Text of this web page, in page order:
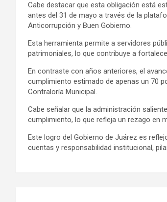
Cabe destacar que esta obligación está
antes del 31 de mayo a través de la
Anticorrupción y Buen Gobierno.
Esta herramienta permite a servidores
patrimoniales, lo que contribuye a
En contraste con años anteriores, el
cumplimiento estimado de apenas un 70
Contraloría Municipal.
Cabe señalar que la administración
cumplimiento, lo que refleja un rezago en
Este logro del Gobierno de Juárez es
cuentas y responsabilidad institucional,